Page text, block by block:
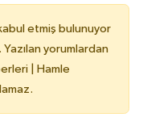
etmiş bulunuyor
yorumlardan
| Hamle